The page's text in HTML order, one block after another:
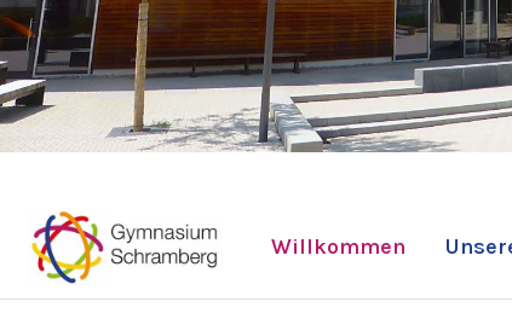
Willkommen